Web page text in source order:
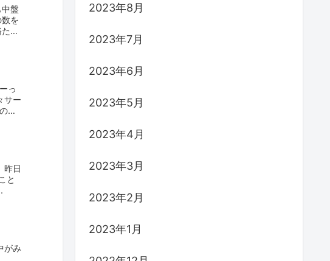
盤
を
っ
サー
時
昨日
と
がみ
2023年8月
2023年7月
2023年6月
2023年5月
2023年4月
2023年3月
2023年2月
2023年1月